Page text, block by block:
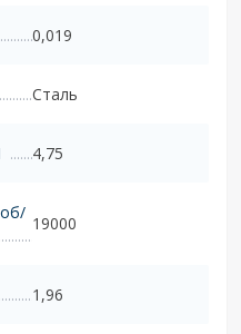
0,019
Сталь
4,75
19000
1,96